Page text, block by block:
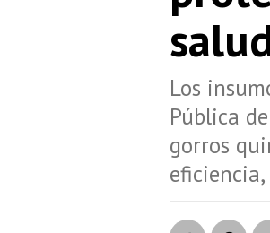
Los
Pública
gorros